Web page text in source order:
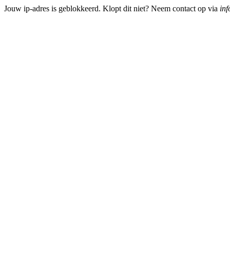
Jouw ip-adres is geblokkeerd. Klopt dit niet? Neem contact op via